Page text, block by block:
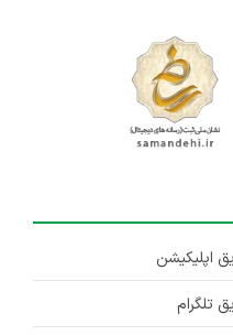
اپلیکیشن
تلگرام